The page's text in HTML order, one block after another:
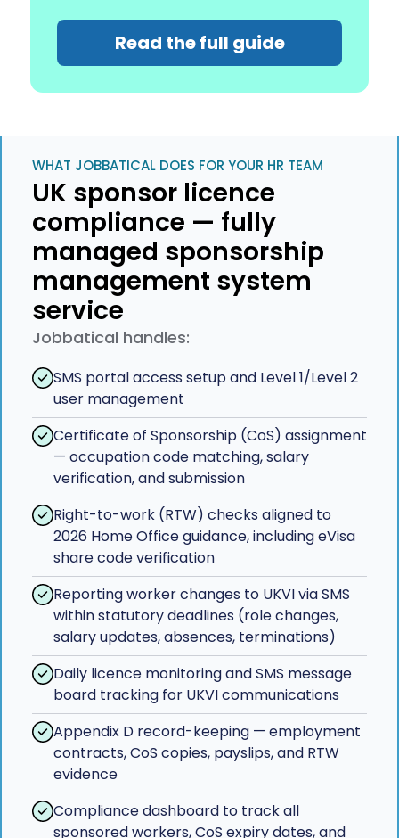
Read the full guide
WHAT JOBBATICAL DOES FOR YOUR HR TEAM
UK sponsor licence
compliance — fully
managed sponsorship
management system
service
Jobbatical handles:
SMS portal access setup and Level 1/Level 2
user management
Certificate of Sponsorship (CoS) assignment
— occupation code matching, salary
verification, and submission
Right-to-work (RTW) checks aligned to
2026 Home Office guidance, including eVisa
share code verification
Reporting worker changes to UKVI via SMS
within statutory deadlines (role changes,
salary updates, absences, terminations)
Daily licence monitoring and SMS message
board tracking for UKVI communications
Appendix D record-keeping — employment
contracts, CoS copies, payslips, and RTW
evidence
Compliance dashboard to track all
sponsored workers, CoS expiry dates, and